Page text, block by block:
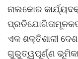
ନାଲକୋର
ଏକ ଶକ୍ତିଶାଳୀ ଦେଶ
ଗୁରୁତ୍ୱପୂର୍ଣ୍ଣ